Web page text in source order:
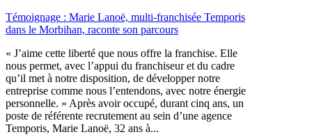
Témoignage : Marie Lanoë, multi-franchisée Temporis
dans le Morbihan, raconte son parcours
« J’aime cette liberté que nous offre la franchise. Elle
nous permet, avec l’appui du franchiseur et du cadre
qu’il met à notre disposition, de développer notre
entreprise comme nous l’entendons, avec notre énergie
personnelle. » Après avoir occupé, durant cinq ans, un
poste de référente recrutement au sein d’une agence
Temporis, Marie Lanoë, 32 ans à...